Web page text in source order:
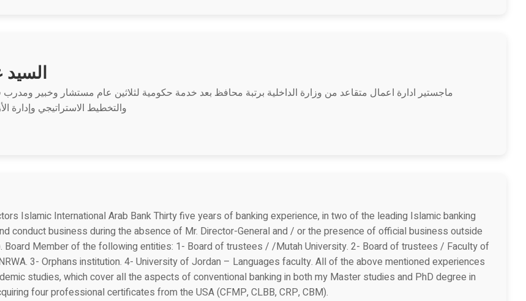
السيد
ماجستير ادارة اعمال متقاعد من وزارة الداخلية برتبة محافظ بعد خدمة حكومية لثلاثين عام مستشار وخبير ومدرب
والتخطيط الاستراتيجي وإدارة
Islamic International Arab Bank Thirty five years of banking experience, in two of the leading Islamic banking
conduct business during the absence of Mr. Director-General and / or the presence of official business outside
Board Member of the following entities: 1- Board of trustees / /Mutah University. 2- Board of trustees / Faculty of
3- Orphans institution. 4- University of Jordan – Languages faculty. All of the above mentioned experiences
studies, which cover all the aspects of conventional banking in both my Master studies and PhD degree in
four professional certificates from the USA (CFMP, CLBB, CRP, CBM).